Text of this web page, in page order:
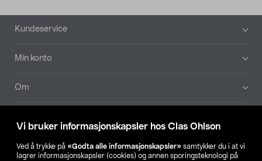
Vi bruker informasjonskapsler hos Clas Ohlson
Ved å trykke på «Godta alle informasjonskapsler» samtykker du i at vi
lagrer informasjonskapsler (cookies) og annen sporingsteknologi på
Bunntekst
Kundeservice
Min konto
Om
Våre selskaper